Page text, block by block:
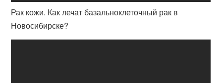
Рак кожи. Как лечат базальноклеточный рак в
Новосибирске?